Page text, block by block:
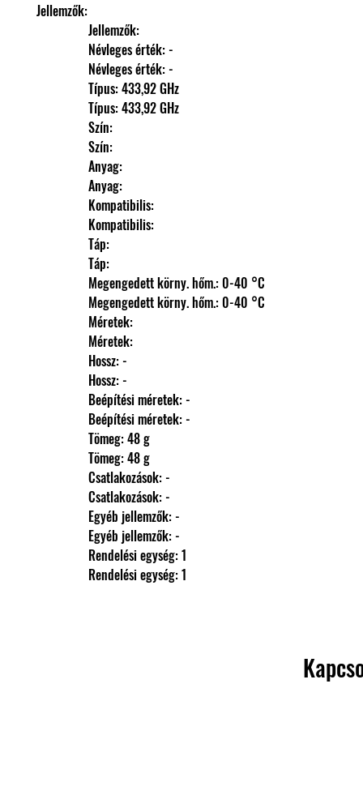
Jellemzők:
                Jellemzők:
                Névleges érték: -
                Névleges érték: -
                Típus: 433,92 GHz
                Típus: 433,92 GHz
                Szín:
                Szín:
                Anyag:
                Anyag:
                Kompatibilis:
                Kompatibilis:
                Táp:
                Táp:
                Megengedett körny. hőm.: 0-40 °C
                Megengedett körny. hőm.: 0-40 °C
                Méretek:
                Méretek:
                Hossz: -
                Hossz: -
                Beépítési méretek: -
                Beépítési méretek: -
                Tömeg: 48 g
                Tömeg: 48 g
                Csatlakozások: -
                Csatlakozások: -
                Egyéb jellemzők: -
                Egyéb jellemzők: -
                Rendelési egység: 1
                Rendelési egység: 1